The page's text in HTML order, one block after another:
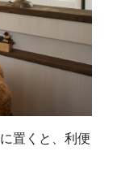
置くと、利便